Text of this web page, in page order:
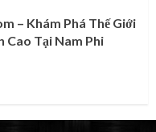
– Khám Phá Thế Giới
Cao Tại Nam Phi